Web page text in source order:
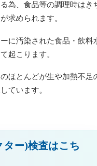
為、食品等の調理時はき
求められます。
に汚染された食品・飲料
起こります。
ほとんどが生や加熱不足
ています。
ー)検査はこち